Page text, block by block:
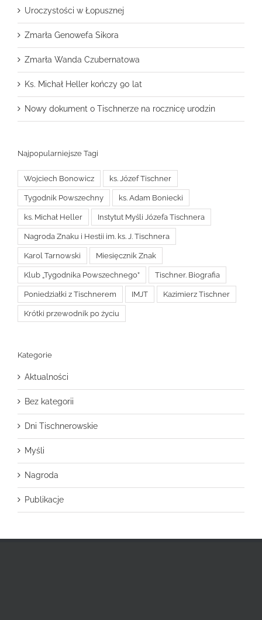
Uroczystości w Łopusznej
Zmarła Genowefa Sikora
Zmarła Wanda Czubernatowa
Ks. Michał Heller kończy 90 lat
Nowy dokument o Tischnerze na rocznicę urodzin
Najpopularniejsze Tagi
Wojciech Bonowicz ks. Józef Tischner
Tygodnik Powszechny ks. Adam Boniecki
ks. Michał Heller Instytut Myśli Józefa Tischnera
Nagroda Znaku i Hestii im. ks. J. Tischnera
Karol Tarnowski Miesięcznik Znak
Klub „Tygodnika Powszechnego” Tischner. Biografia
Poniedziałki z Tischnerem IMJT Kazimierz Tischner
Krótki przewodnik po życiu
Kategorie
Aktualności
Bez kategorii
Dni Tischnerowskie
Myśli
Nagroda
Publikacje